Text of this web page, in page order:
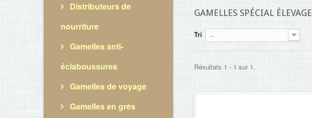
Distributeurs de
nourriture
Gamelles anti-
éclaboussures
Gamelles de voyage
Gamelles en grès
GAMELLES SPÉCIAL ÉLEVAGE
Tri --
Résultats 1 - 1 sur 1.